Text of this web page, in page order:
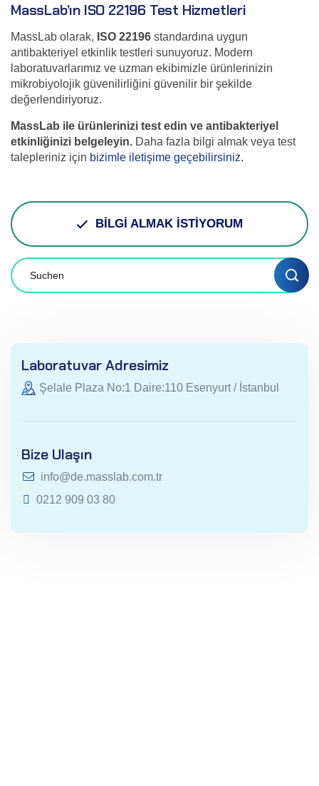
MassLab’ın ISO 22196 Test Hizmetleri
MassLab olarak, ISO 22196 standardına uygun
antibakteriyel etkinlik testleri sunuyoruz. Modern
laboratuvarlarımız ve uzman ekibimizle ürünlerinizin
mikrobiyolojik güvenilirliğini güvenilir bir şekilde
değerlendiriyoruz.
MassLab ile ürünlerinizi test edin ve antibakteriyel
etkinliğinizi belgeleyin. Daha fazla bilgi almak veya test
talepleriniz için bizimle iletişime geçebilirsiniz.
BİLGİ ALMAK İSTİYORUM
Laboratuvar Adresimiz
Şelale Plaza No:1 Daire:110 Esenyurt / İstanbul
Bize Ulaşın
info@de.masslab.com.tr
0212 909 03 80